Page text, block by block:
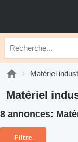
Matériel
Matériel
8 annonces:
Filtre